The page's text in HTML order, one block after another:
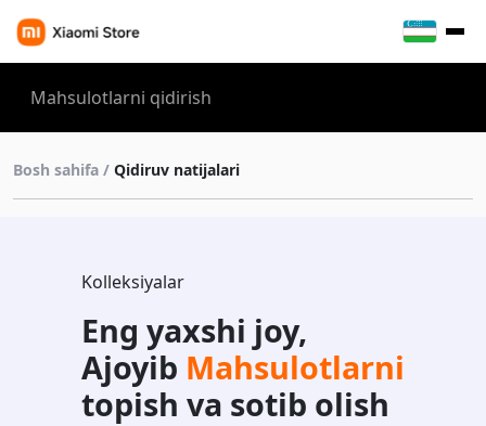
Bosh sahifa / Qidiruv natijalari
Kolleksiyalar
Eng yaxshi joy,
Ajoyib Mahsulotlarni
topish va sotib olish